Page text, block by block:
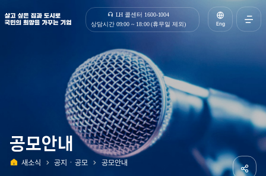
살고 싶은 집과 도시로 국민의 희망을 가꾸는 기업 | 한국토지주택공사
LH 콜센터 1600-1004
상담시간 09:00 ~ 18:00 (휴무일 제외)
Eng
열기
공모안내
새소식 공지ㆍ공모 공모안내